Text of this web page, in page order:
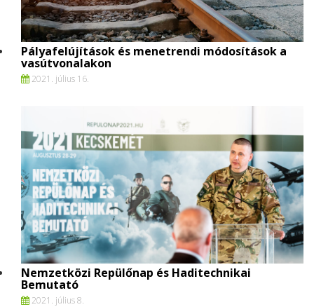
Pályafelújítások és menetrendi módosítások a
vasútvonalakon
2021. július 16.
Nemzetközi Repülőnap és Haditechnikai
Bemutató
2021. július 8.